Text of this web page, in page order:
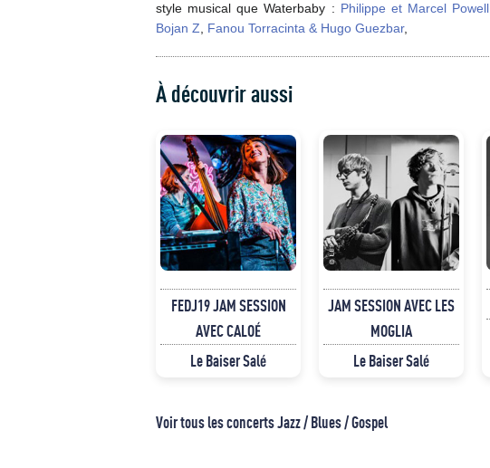
style musical que Waterbaby : Philippe et Marcel Powell
Bojan Z
Fanou Torracinta & Hugo Guezbar,
À découvrir aussi
FEDJ19 JAM SESSION
AVEC CALOÉ
Le Baiser Salé
JAM SESSION AVEC LES
MOGLIA
Le Baiser Salé
Voir tous les concerts Jazz / Blues / Gospel